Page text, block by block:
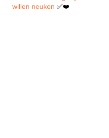
willen neuken ✅❤️